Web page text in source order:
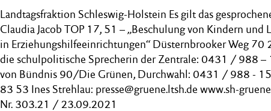
Landtagsfraktion Schleswig-Holstein Es gilt das
Claudia Jacob TOP 17, 51 – „Beschulung von Kindern und
in Erziehungshilfeeinrichtungen“ Düsternbrooker Weg 70
die schulpolitische Sprecherin der Zentrale: 0431 / 988 –
von Bündnis 90/Die Grünen, Durchwahl: 0431 / 988 -
83 53 Ines Strehlau: presse@gruene.ltsh.de www.sh-
Nr. 303.21 / 23.09.2021